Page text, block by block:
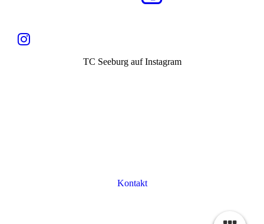
TC Seeburg auf Instagram
Kontakt